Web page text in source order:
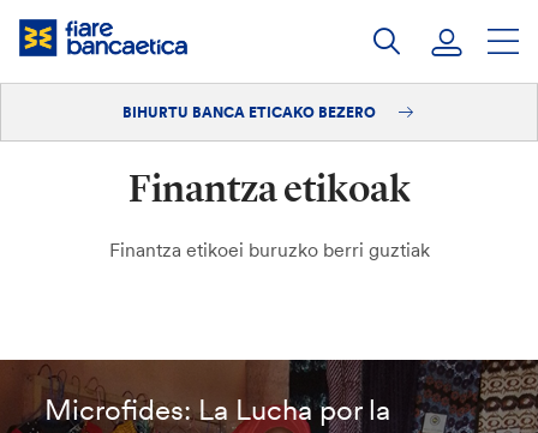
Pasatu
edukia
Bihurtu bezero
BIHURTU BANCA ETICAKO BEZERO
Finantza etikoak
Finantza etikoei buruzko berri guztiak
Microfides: La Lucha por la